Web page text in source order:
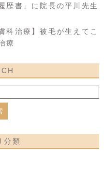
歴書」に院長の平川先生
科治療】被毛が生えてこ
療
分類